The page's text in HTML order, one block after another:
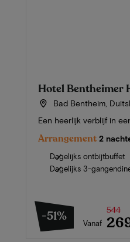
Hotel Bentheimer
Bad Bentheim,
Een heerlijk verblijf in
Arrangement 2
Dagelijks ontbijtbuffet
Dagelijks 3-
-51% Vanaf
544